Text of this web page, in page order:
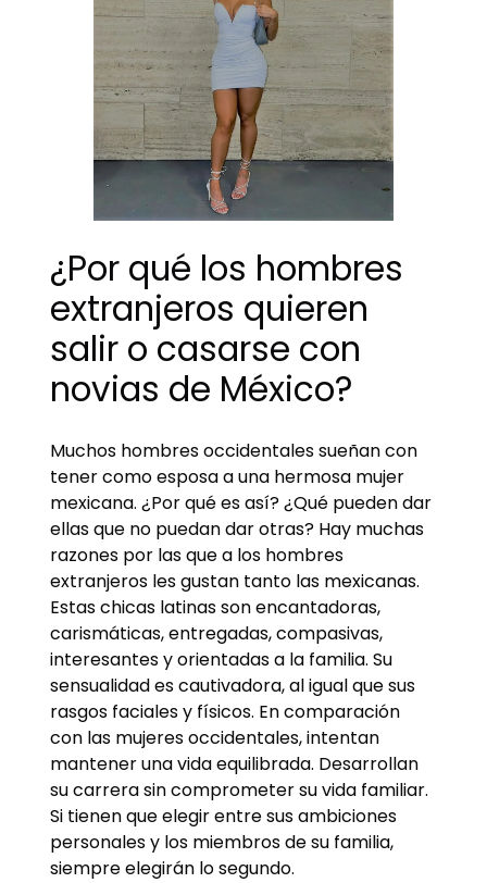
¿Por qué los hombres
extranjeros quieren
salir o casarse con
novias de México?
Muchos hombres occidentales sueñan con
tener como esposa a una hermosa mujer
mexicana. ¿Por qué es así? ¿Qué pueden dar
ellas que no puedan dar otras? Hay muchas
razones por las que a los hombres
extranjeros les gustan tanto las mexicanas.
Estas chicas latinas son encantadoras,
carismáticas, entregadas, compasivas,
interesantes y orientadas a la familia. Su
sensualidad es cautivadora, al igual que sus
rasgos faciales y físicos. En comparación
con las mujeres occidentales, intentan
mantener una vida equilibrada. Desarrollan
su carrera sin comprometer su vida familiar.
Si tienen que elegir entre sus ambiciones
personales y los miembros de su familia,
siempre elegirán lo segundo.